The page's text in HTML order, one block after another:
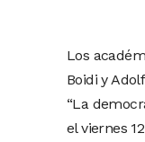
Los
Boidi y
“La
el viernes